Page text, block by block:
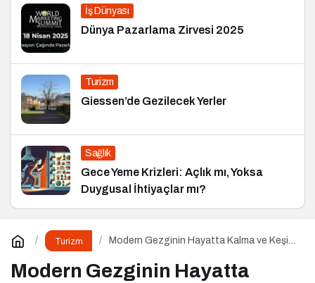
İş Dünyası
Dünya Pazarlama Zirvesi 2025
Turizm
Giessen’de Gezilecek Yerler
Sağlık
Gece Yeme Krizleri: Açlık mı, Yoksa
Duygusal İhtiyaçlar mı?
Turizm
Modern Gezginin Hayatta Kalma ve Keşif
Modern Gezginin Hayatta